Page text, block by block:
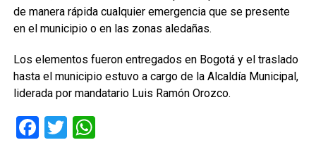
de manera rápida cualquier emergencia que se presente
en el municipio o en las zonas aledañas.
Los elementos fueron entregados en Bogotá y el traslado
hasta el municipio estuvo a cargo de la Alcaldía Municipal,
liderada por mandatario Luis Ramón Orozco.
Facebook
TwitterWhatsApp